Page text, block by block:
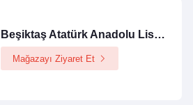
Beşiktaş Atatürk Anadolu Lisesi Logolu Ürünler Mağazası
Mağazayı Ziyaret Et